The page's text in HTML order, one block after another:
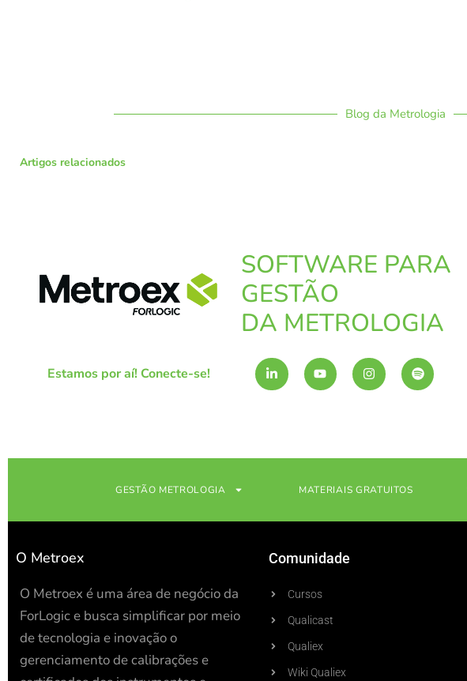
Blog da Metrologia
Artigos relacionados
SOFTWARE PARA
GESTÃO
DA METROLOGIA
Estamos por aí! Conecte-se!
L
i
n
Y
o
u
I
n
s
S
p
o
GESTÃO METROLOGIA MATERIAIS GRATUITOS
O Metroex
O Metroex é uma área de negócio da
ForLogic e busca simplificar por meio
de tecnologia e inovação o
gerenciamento de calibrações e
Comunidade
Cursos
Qualicast
Qualiex
Wiki Qualiex